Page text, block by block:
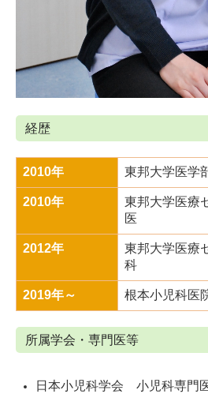
経歴
2010年 東邦大学医学
2010年
東邦大学医療
医
2012年
東邦大学医療
科
2019年～ 根本小児科
所属学会・専門医等
日本小児科学会 小児科専門